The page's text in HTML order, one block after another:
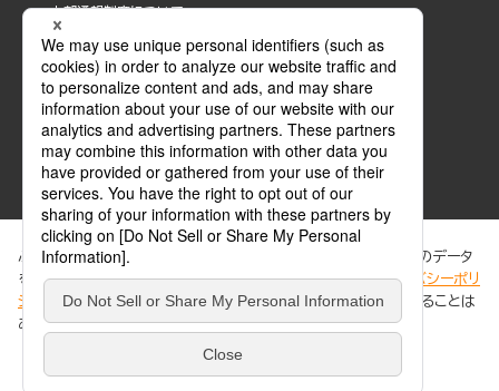
内部通報制度について
ABJマークは、この電子書店・電子書籍配信サービスが、著作権者からコンテンツ使用許諾を
得た正規版配信サービスであることを示す登録商標(登録番号 第6091713号)です。
ABJマークの詳細、ABJマークを掲示しているサービスの一覧はこちら。
ぶんか社が運営するサイトでは、利便性向上のためにCookie等のデータ
を使用しています。 当社のCookieについての詳細は、「プライバシーポリ
シー
」をご覧ください。当サイトでは、訪問者の個人情報を追跡することは
ありません。